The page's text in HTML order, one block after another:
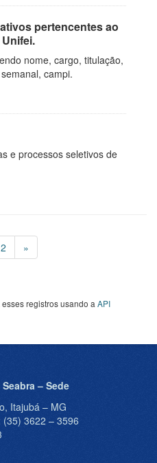
pertencentes ao
nome, cargo, titulação,
campi.
e processos seletivos de
2 »
registros usando a API
– Sede
Itajubá – MG
3622 – 3596